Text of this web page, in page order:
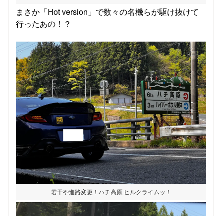
まさか「ᕼot version」で数々の名機らが駆け抜けて
行ったあの！？
若干や進路変更！ハチ高原 ヒルクライムッ！